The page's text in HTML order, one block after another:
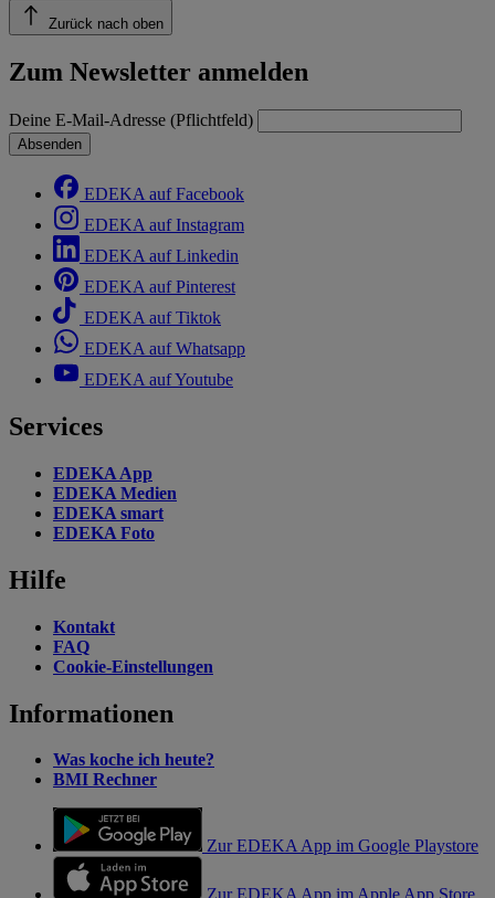
Zurück nach oben
Zum Newsletter anmelden
Deine E-Mail-Adresse (Pflichtfeld)
Absenden
EDEKA auf Facebook
EDEKA auf Instagram
EDEKA auf Linkedin
EDEKA auf Pinterest
EDEKA auf Tiktok
EDEKA auf Whatsapp
EDEKA auf Youtube
Services
EDEKA App
EDEKA Medien
EDEKA smart
EDEKA Foto
Hilfe
Kontakt
FAQ
Cookie-Einstellungen
Informationen
Was koche ich heute?
BMI Rechner
Zur EDEKA App im Google Playstore